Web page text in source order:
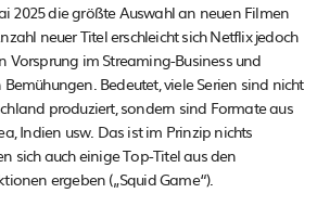
2025 die größte Auswahl an neuen Filmen
neuer Titel erschleicht sich Netflix jedoch
Vorsprung im Streaming-Business und
Bedeutet, viele Serien sind nicht
produziert, sondern sind Formate aus
Indien usw. Das ist im Prinzip nichts
sich auch einige Top-Titel aus den
ergeben („Squid Game“).